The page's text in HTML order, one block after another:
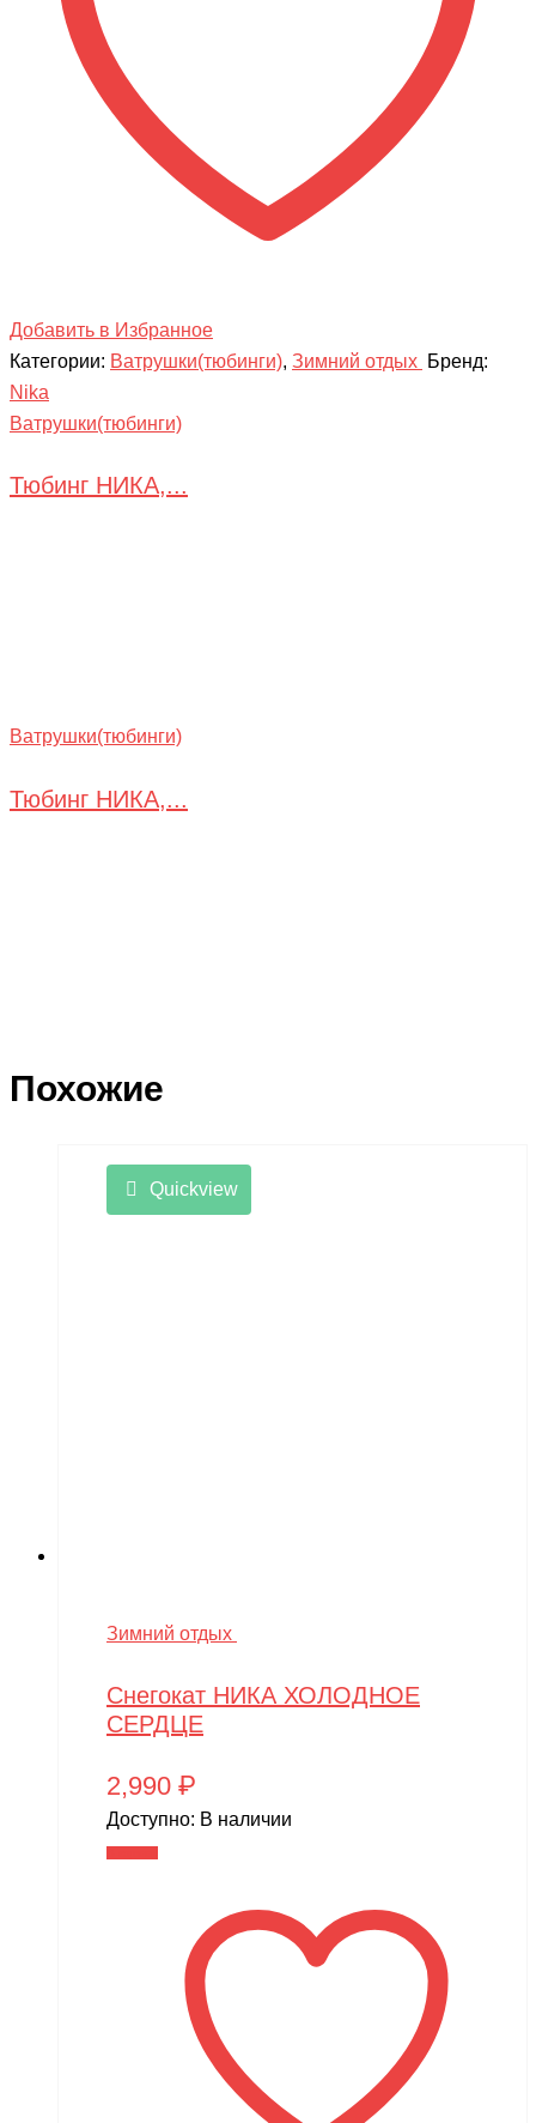
Добавить в Избранное
Категории: Ватрушки(тюбинги), Зимний отдых Бренд:
Nika
Ватрушки(тюбинги)
Тюбинг НИКА,...
Ватрушки(тюбинги)
Тюбинг НИКА,...
Похожие
Quickview
Зимний отдых
Снегокат НИКА ХОЛОДНОЕ
СЕРДЦЕ
2,990 ₽
Доступно: В наличии